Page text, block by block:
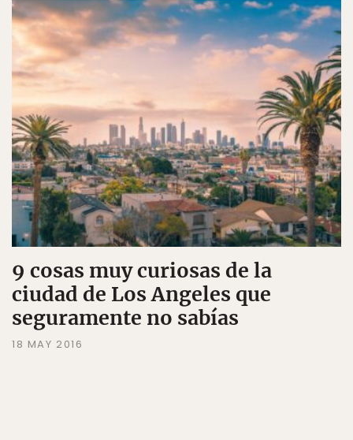
9 cosas muy curiosas de la
ciudad de Los Angeles que
seguramente no sabías
18 MAY 2016